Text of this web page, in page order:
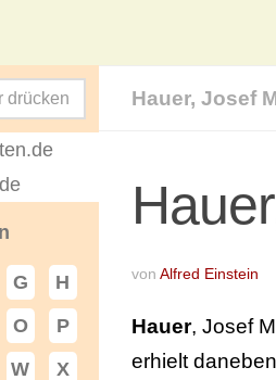
Hauer, Josef
von Alfred Einstein
Hauer, Josef
erhielt
G
H
O
P
W
X